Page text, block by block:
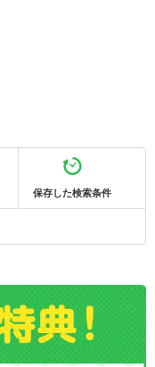
保存した検索条件